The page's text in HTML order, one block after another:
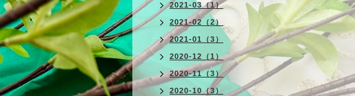
2021-03（1）
2021-02（2）
2021-01（3）
2020-12（1）
2020-11（3）
2020-10（3）